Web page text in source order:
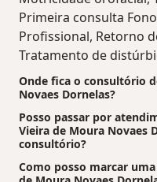
Primeira consulta
Profissional, Retorno
Tratamento de
Onde fica o consultório
Novaes Dornelas?
Posso passar por
Vieira de Moura Novaes
consultório?
Como posso marcar